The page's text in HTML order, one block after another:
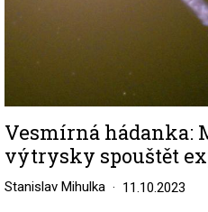
Vesmírná hádanka:
výtrysky spouštět
Stanislav Mihulka 11.10.2023